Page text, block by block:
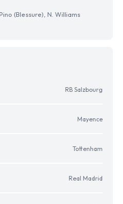
(Blessure), N. Williams
RB Salzbourg
Mayence
Tottenham
Real Madrid